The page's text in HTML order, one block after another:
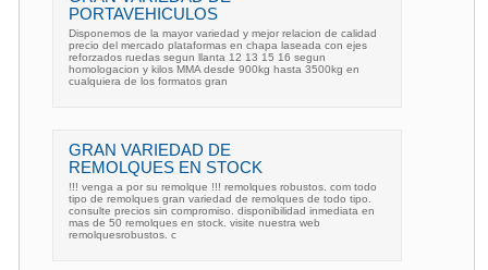
PORTAVEHICULOS
Disponemos de la mayor variedad y mejor relacion de calidad
precio del mercado plataformas en chapa laseada con ejes
reforzados ruedas segun llanta 12 13 15 16 segun
homologacion y kilos MMA desde 900kg hasta 3500kg en
cualquiera de los formatos gran
GRAN VARIEDAD DE
REMOLQUES EN STOCK
!!! venga a por su remolque !!! remolques robustos. com todo
tipo de remolques gran variedad de remolques de todo tipo.
consulte precios sin compromiso. disponibilidad inmediata en
mas de 50 remolques en stock. visite nuestra web
remolquesrobustos. c